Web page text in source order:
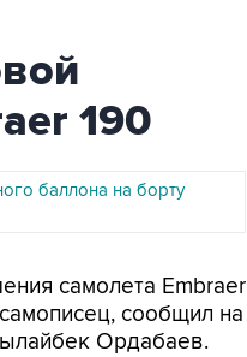
190
баллона на борту
самолета Embraer
сообщил на
Ордабаев.